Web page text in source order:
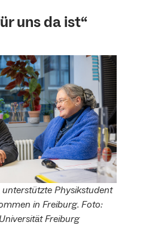
uns da ist“
unterstützte Physikstudent
in Freiburg. Foto:
Freiburg